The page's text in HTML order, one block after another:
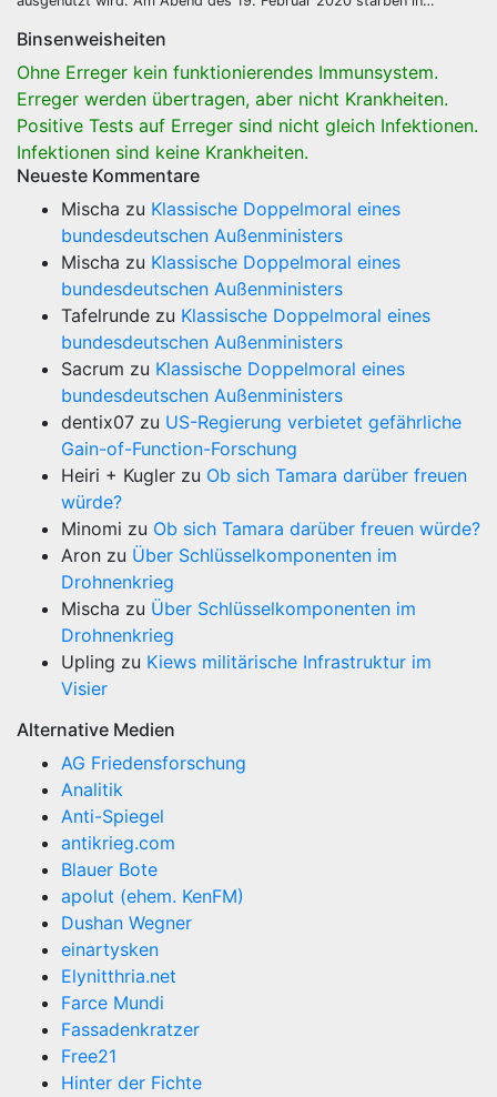
Binsenweisheiten
Ohne Erreger kein funktionierendes Immunsystem.
Erreger werden übertragen, aber nicht Krankheiten.
Positive Tests auf Erreger sind nicht gleich Infektionen.
Infektionen sind keine Krankheiten.
Neueste Kommentare
Mischa zu Klassische Doppelmoral eines
bundesdeutschen Außenministers
Mischa zu Klassische Doppelmoral eines
bundesdeutschen Außenministers
Tafelrunde zu Klassische Doppelmoral eines
bundesdeutschen Außenministers
Sacrum zu Klassische Doppelmoral eines
bundesdeutschen Außenministers
dentix07 zu US-Regierung verbietet gefährliche
Gain-of-Function-Forschung
Heiri + Kugler zu Ob sich Tamara darüber freuen
würde?
Minomi zu Ob sich Tamara darüber freuen würde?
Aron zu Über Schlüsselkomponenten im
Drohnenkrieg
Mischa zu Über Schlüsselkomponenten im
Drohnenkrieg
Upling zu Kiews militärische Infrastruktur im
Visier
Alternative Medien
AG Friedensforschung
Analitik
Anti-Spiegel
antikrieg.com
Blauer Bote
apolut (ehem. KenFM)
Dushan Wegner
einartysken
Elynitthria.net
Farce Mundi
Fassadenkratzer
Free21
Hinter der Fichte